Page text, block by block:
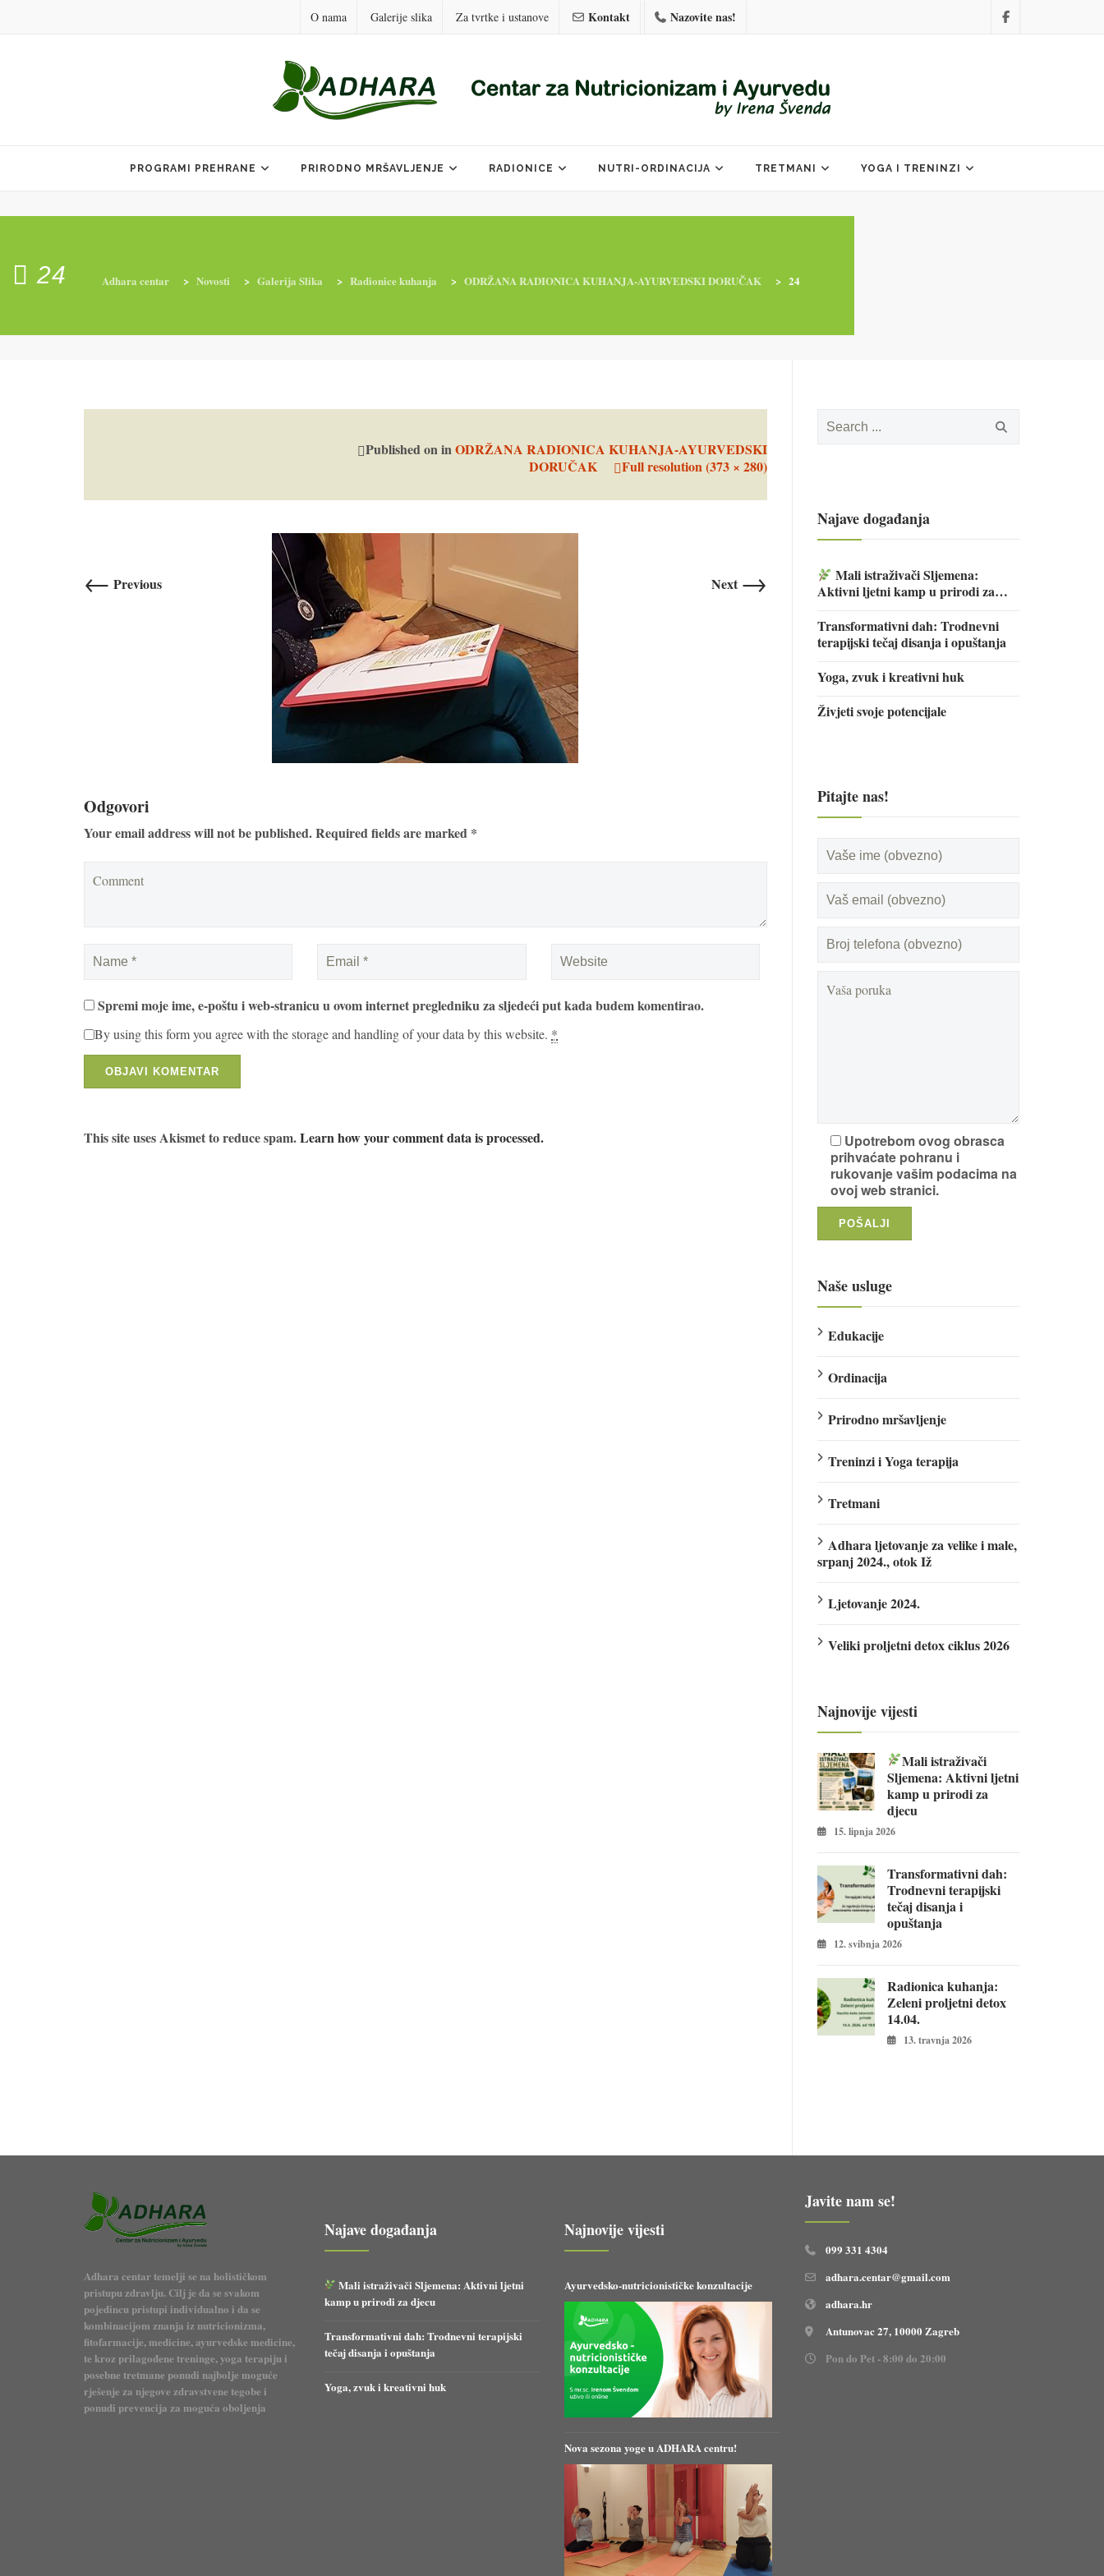
O nama Galerije slika Za tvrtke i ustanove Kontakt Nazovite nas!
PROGRAMI PREHRANE PRIRODNO MRŠAVLJENJE RADIONICE NUTRI-ORDINACIJA TRETMANI YOGA I TRENINZI
24 Adhara centar > Novosti > Galerija Slika > Radionice kuhanja > ODRŽANA RADIONICA KUHANJA-AYURVEDSKI DORUČAK > 24
Published oninODRŽANA RADIONICA KUHANJA-AYURVEDSKI
DORUČAK
Full resolution (373 × 280)
← Previous Next →
Odgovori
Your email address will not be published. Required fields are marked *
Spremi moje ime, e-poštu i web-stranicu u ovom internet pregledniku za sljedeći put kada budem komentirao.
By using this form you agree with the storage and handling of your data by this website. *
This site uses Akismet to reduce spam.Learn how your comment data is processed.
for:
Najave događanja
Mali istraživači Sljemena:
Aktivni ljetni kamp u prirodi za
Transformativni dah: Trodnevni
terapijski tečaj disanja i opuštanja
Yoga, zvuk i kreativni huk
Živjeti svoje potencijale
Pitajte nas!
Upotrebom ovog obrasca
prihvaćate pohranu i
rukovanje vašim podacima na
ovoj web stranici.
Naše usluge
Edukacije
Ordinacija
Prirodno mršavljenje
Treninzi i Yoga terapija
Tretmani
Adhara ljetovanje za velike i male,
srpanj 2024., otok Iž
Ljetovanje 2024.
Veliki proljetni detox ciklus 2026
Najnovije vijesti
Mali istraživači
Sljemena: Aktivni ljetni
kamp u prirodi za
djecu
15. lipnja 2026
Transformativni dah:
Trodnevni terapijski
tečaj disanja i
opuštanja
12. svibnja 2026
Radionica kuhanja:
Zeleni proljetni detox
14.04.
13. travnja 2026
Adhara centar temelji se na holističkom
pristupu zdravlju. Cilj je da se svakom
pojedincu pristupi individualno i da se
kombinacijom znanja iz nutricionizma,
fitofarmacije, medicine, ayurvedske medicine,
te kroz prilagođene treninge, yoga terapiju i
posebne tretmane ponudi najbolje moguće
rješenje za njegove zdravstvene tegobe i
ponudi prevencija za moguća oboljenja
Najave događanja
Mali istraživači Sljemena: Aktivni ljetni
kamp u prirodi za djecu
Transformativni dah: Trodnevni terapijski
tečaj disanja i opuštanja
Yoga, zvuk i kreativni huk
Najnovije vijesti
Ayurvedsko-nutricionističke konzultacije
Nova sezona yoge u ADHARA centru!
Javite nam se!
099 331 4304
adhara.centar@gmail.com
adhara.hr
Antunovac 27, 10000 Zagreb
Pon do Pet - 8:00 do 20:00